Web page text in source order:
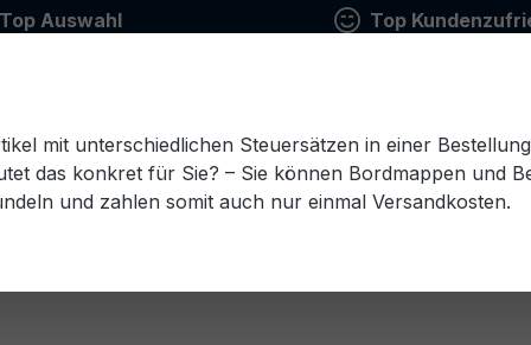
Top Auswahl Top
Estnisch Finnisch Französisch Griechisch
mit unterschiedlichen Steuersätzen in einer
das konkret für Sie? – Sie können Bordmappen und
und zahlen somit auch nur einmal Versandkosten.